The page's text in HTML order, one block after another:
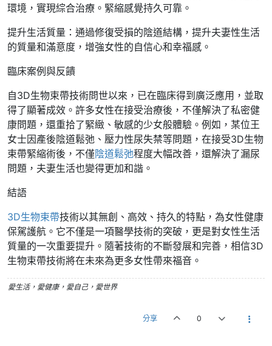
環境，實現綜合治療。緊縮感覺持久可靠。
提升生活質量：通過修復受損的陰道結構，提升夫妻性生活
的質量和滿意度，增強女性的自信心和幸福感。
臨床案例與反饋
自3D生物束帶技術問世以來，已在臨床得到廣泛應用，並取
得了顯著成效。許多女性在接受治療後，不僅解決了私密健
康問題，還重拾了緊緻、敏感的少女般體驗。例如，某位王
女士因產後陰道鬆弛、壓力性尿失禁等問題，在接受3D生物
束帶緊縮術後，不僅陰道鬆弛程度大幅改善，還解決了漏尿
問題，夫妻生活也變得更加和諧。
結語
3D生物束帶技術以其無創、高效、持久的特點，為女性健康
保駕護航。它不僅是一項醫學技術的突破，更是對女性生活
質量的一次重要提升。隨著技術的不斷發展和完善，相信3D
生物束帶技術將在未來為更多女性帶來福音。
愛生活，愛健康，愛自己，愛世界
分享 0